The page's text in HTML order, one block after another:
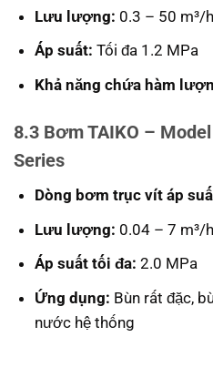
Lưu lượng: 0.3 – 50 m³/h
Áp suất: Tối đa 1.2 MPa
Khả năng chứa hàm
8.3 Bơm TAIKO –
Series
Dòng bơm trục vít áp
Lưu lượng: 0.04 – 7 m³/h
Áp suất tối đa: 2.0 MPa
Ứng dụng: Bùn rất đặc,
nước hệ thống